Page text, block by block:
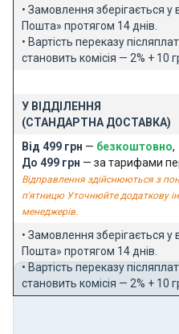
• Замовлення зберігається у
Пошта» протягом 14 днів.
• Вартість переказу
становить комісія — 2% + 10
У ВІДДІЛЕННЯ
(СТАНДАРТНА ДОСТАВКА)
Від 499 грн — безкоштовно,
До 499 грн — за тарифами
Відправлення здійснюються з
п'ятницю Уточнюйте додаткову
менеджерів.
• Замовлення зберігається у
Пошта» протягом 14 днів.
• Вартість переказу
становить комісія — 2% + 10